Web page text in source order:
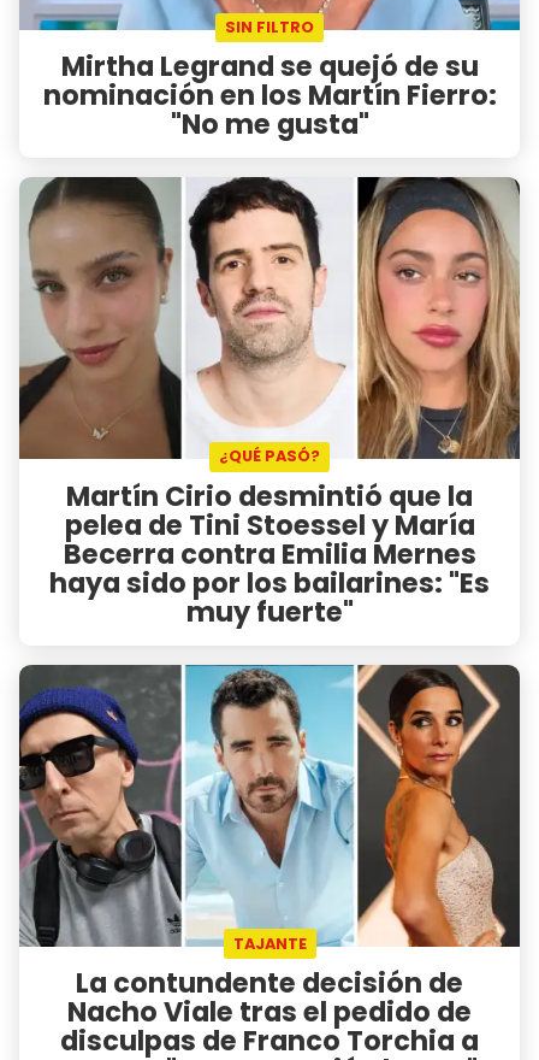
SIN FILTRO
Mirtha Legrand se quejó de su
nominación en los Martín Fierro:
"No me gusta"
¿QUÉ PASÓ?
Martín Cirio desmintió que la
pelea de Tini Stoessel y María
Becerra contra Emilia Mernes
haya sido por los bailarines: "Es
muy fuerte"
TAJANTE
La contundente decisión de
Nacho Viale tras el pedido de
disculpas de Franco Torchia a